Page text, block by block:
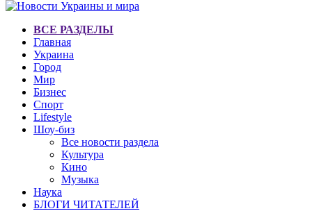
ВСЕ РАЗДЕЛЫ
Главная
Украина
Город
Мир
Бизнес
Спорт
Lifestyle
Шоу-биз
Все новости раздела
Культура
Кино
Музыка
Наука
БЛОГИ ЧИТАТЕЛЕЙ